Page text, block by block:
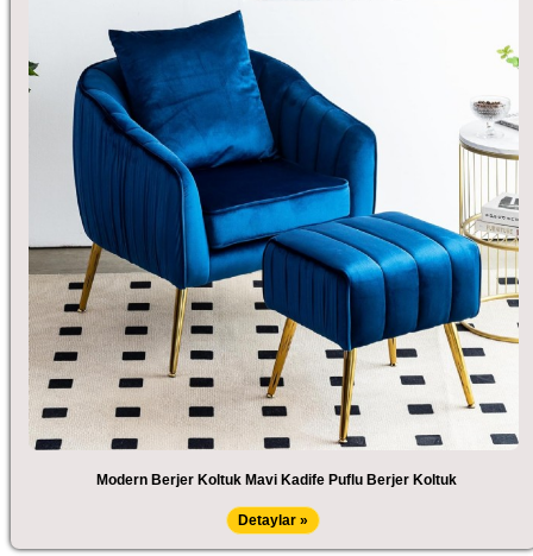
Modern Berjer Koltuk Mavi Kadife Puflu Berjer Koltuk
Detaylar »